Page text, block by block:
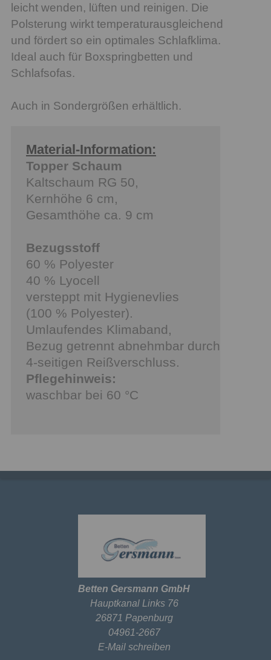
leicht wenden, lüften und reinigen. Die
Polsterung wirkt temperaturausgleichend
und fördert so ein optimales Schlafklima.
Ideal auch für Boxspringbetten und
Schlafsofas.
Auch in Sondergrößen erhältlich.
Material-Information:
Topper Schaum
Kaltschaum RG 50,
Kernhöhe 6 cm,
Gesamthöhe ca. 9 cm
Bezugsstoff
60 % Polyester
40 % Lyocell
versteppt mit Hygienevlies
(100 % Polyester).
Umlaufendes Klimaband,
Bezug getrennt abnehmbar durch
4-seitigen Reißverschluss.
Pflegehinweis:
waschbar bei 60 °C
Betten Gersmann GmbH
Hauptkanal Links 76
26871 Papenburg
04961-2667
E-Mail schreiben